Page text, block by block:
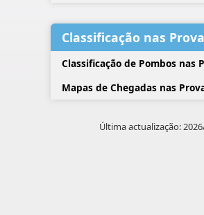
Classificação nas
Classificação de Pombos nas
Mapas de Chegadas nas
Última actualização: